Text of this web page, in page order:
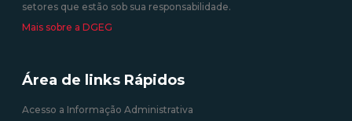
setores que estão sob sua responsabilidade.
Mais sobre a DGEG
Área de links Rápidos
Acesso a Informação Administrativa